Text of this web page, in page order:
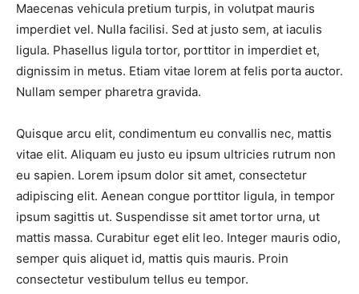
Maecenas vehicula pretium turpis, in volutpat mauris
imperdiet vel. Nulla facilisi. Sed at justo sem, at iaculis
ligula. Phasellus ligula tortor, porttitor in imperdiet et,
dignissim in metus. Etiam vitae lorem at felis porta auctor.
Nullam semper pharetra gravida.
Quisque arcu elit, condimentum eu convallis nec, mattis
vitae elit. Aliquam eu justo eu ipsum ultricies rutrum non
eu sapien. Lorem ipsum dolor sit amet, consectetur
adipiscing elit. Aenean congue porttitor ligula, in tempor
ipsum sagittis ut. Suspendisse sit amet tortor urna, ut
mattis massa. Curabitur eget elit leo. Integer mauris odio,
semper quis aliquet id, mattis quis mauris. Proin
consectetur vestibulum tellus eu tempor.